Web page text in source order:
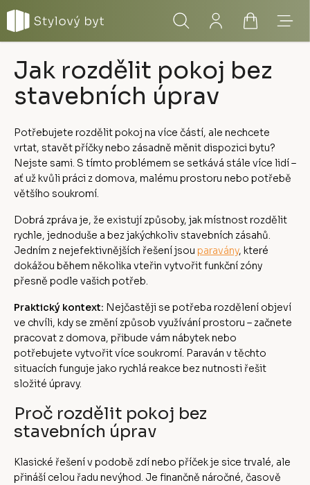
obsah
Hledat PřihlášeníNákupní
košík
Menu
Jak rozdělit pokoj bez
stavebních úprav
Potřebujete rozdělit pokoj na více částí, ale nechcete
vrtat, stavět příčky nebo zásadně měnit dispozici bytu?
Nejste sami. S tímto problémem se setkává stále více lidí –
ať už kvůli práci z domova, malému prostoru nebo potřebě
většího soukromí.
Dobrá zpráva je, že existují způsoby, jak místnost rozdělit
rychle, jednoduše a bez jakýchkoliv stavebních zásahů.
Jedním z nejefektivnějších řešení jsou paravány, které
dokážou během několika vteřin vytvořit funkční zóny
přesně podle vašich potřeb.
Praktický kontext: Nejčastěji se potřeba rozdělení objeví
ve chvíli, kdy se změní způsob využívání prostoru – začnete
pracovat z domova, přibude vám nábytek nebo
potřebujete vytvořit více soukromí. Paraván v těchto
situacích funguje jako rychlá reakce bez nutnosti řešit
složité úpravy.
Proč rozdělit pokoj bez
stavebních úprav
Klasické řešení v podobě zdí nebo příček je sice trvalé, ale
přináší celou řadu nevýhod. Je finančně náročné, časově